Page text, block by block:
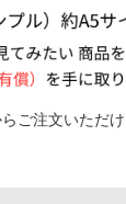
ご注文いただけ